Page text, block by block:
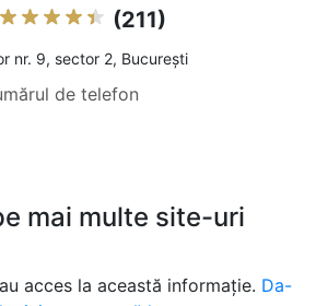
(211)
nr. 9, sector 2, București
de telefon
mai multe site-uri
acces la această informație. Da-